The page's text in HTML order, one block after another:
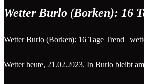
Wetter Burlo (Borken): 16
Wetter Burlo (Borken): 16 Tage Trend |
Wetter heute, 21.02.2023. In Burlo bleibt